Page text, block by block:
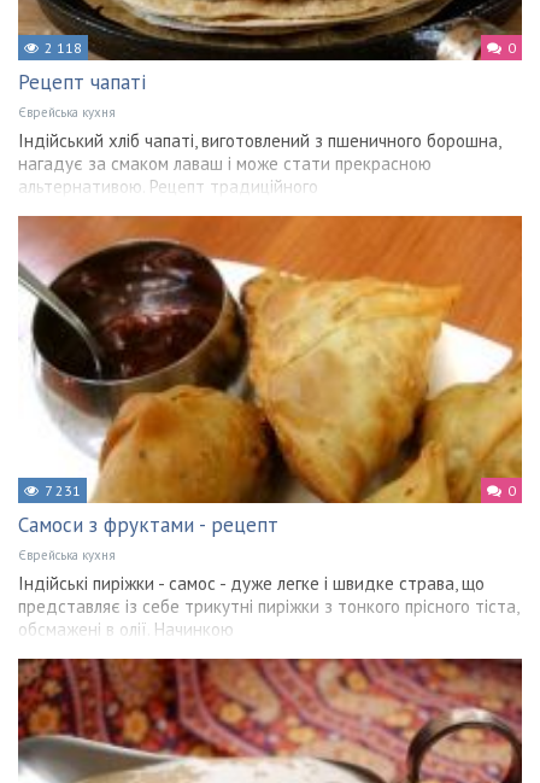
2 118 0
Рецепт чапаті
Єврейська кухня
Індійський хліб чапаті, виготовлений з пшеничного борошна,
нагадує за смаком лаваш і може стати прекрасною
альтернативою. Рецепт традиційного
7 231 0
Самоси з фруктами - рецепт
Єврейська кухня
Індійські пиріжки - самос - дуже легке і швидке страва, що
представляє із себе трикутні пиріжки з тонкого прісного тіста,
обсмажені в олії. Начинкою